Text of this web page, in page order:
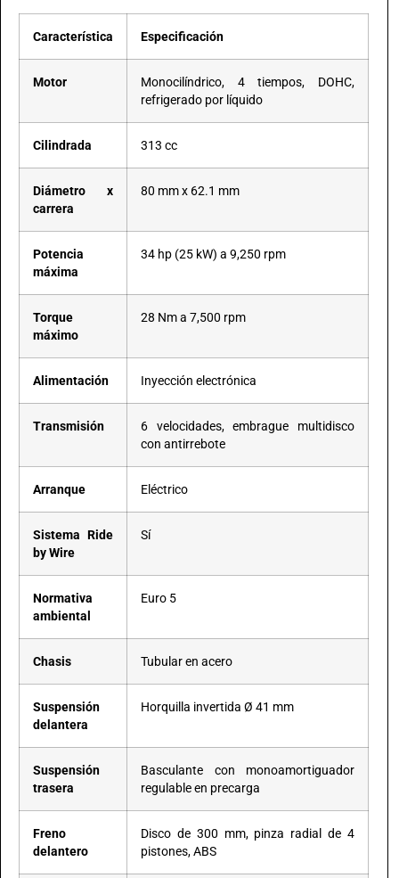
Característica Especificación
Motor
Monocilíndrico, 4 tiempos, DOHC,
refrigerado por líquido
Cilindrada 313 cc
Diámetro x
carrera
80 mm x 62.1 mm
Potencia
máxima
34 hp (25 kW) a 9,250 rpm
Torque
máximo
28 Nm a 7,500 rpm
Alimentación Inyección electrónica
Transmisión
6 velocidades, embrague multidisco
con antirrebote
Arranque Eléctrico
Sistema Ride
by Wire
Sí
Normativa
ambiental
Euro 5
Chasis Tubular en acero
Suspensión
delantera
Horquilla invertida Ø 41 mm
Suspensión
trasera
Basculante con monoamortiguador
regulable en precarga
Freno
delantero
Disco de 300 mm, pinza radial de 4
pistones, ABS